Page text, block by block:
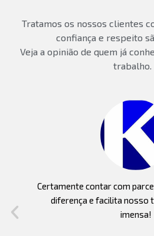
Tratamos os nossos clientes
confiança e respeito
Veja a opinião de quem já
trabalho.
Certamente contar com
diferença e facilita nosso
imensa!